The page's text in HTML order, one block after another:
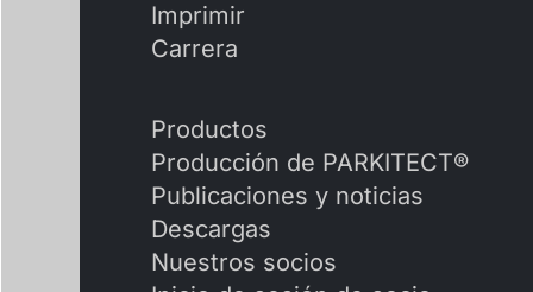
Imprimir
Carrera
Productos
Producción de PARKITECT®
Publicaciones y noticias
Descargas
Nuestros socios